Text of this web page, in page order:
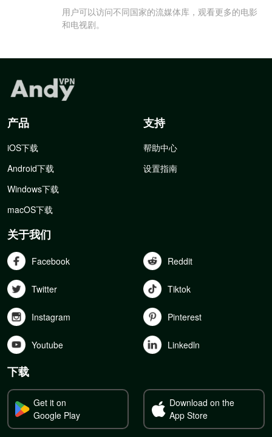
用户可以访问不同国家的流媒体库，观看更多的电影
和电视剧。
产品
iOS下载
Android下载
Windows下载
macOS下载
支持
帮助中心
设置指南
关于我们
Facebook Reddit
Twitter Tiktok
Instagram Pinterest
Youtube Linkedln
下载
Get it on
Google Play
Download on the
App Store